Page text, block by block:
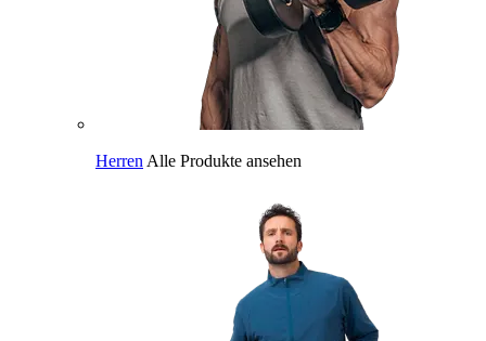
Herren Alle Produkte ansehen